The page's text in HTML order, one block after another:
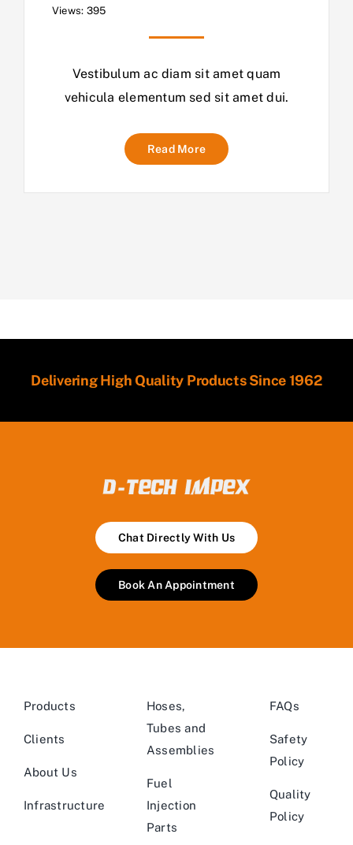
Views: 395
Vestibulum ac diam sit amet quam
vehicula elementum sed sit amet dui.
Read More
Delivering High Quality Products Since 1962
Chat Directly With Us
Book An Appointment
Products
Clients
About Us
Infrastructure
Hoses,
Tubes and
Assemblies
Fuel
Injection
Parts
FAQs
Safety
Policy
Quality
Policy